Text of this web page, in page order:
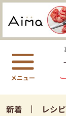
新着 レシピ